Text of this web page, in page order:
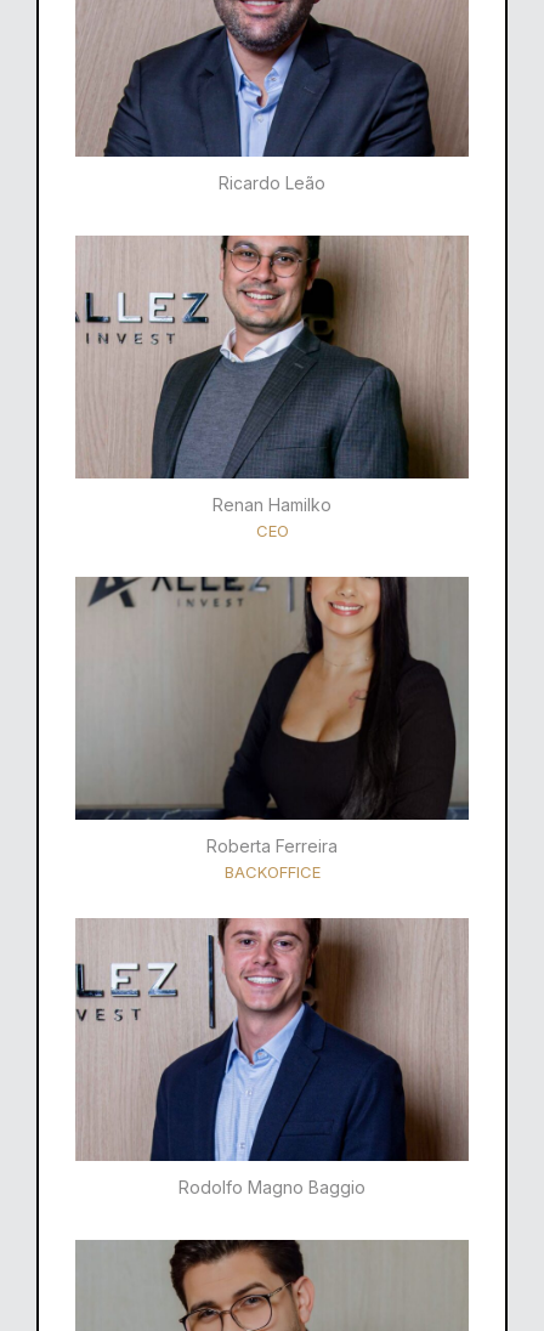
Ricardo Leão​
Renan Hamilko​
CEO
Roberta Ferreira
BACKOFFICE
Rodolfo Magno Baggio​​